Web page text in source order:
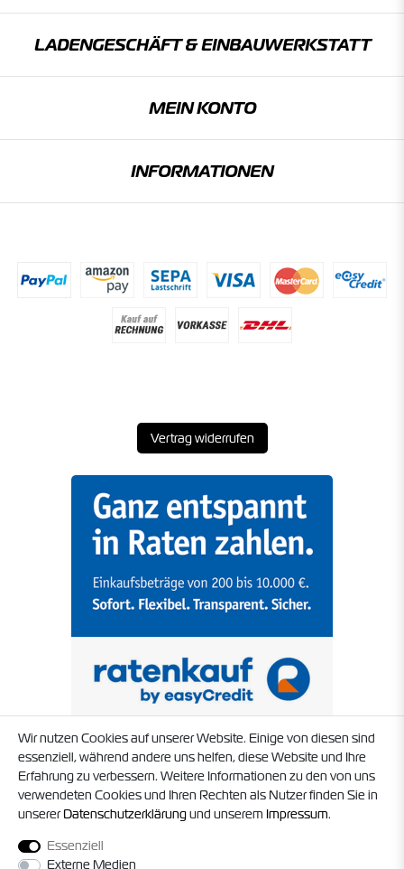
LADENGESCHÄFT & EINBAU­WERKSTATT
MEIN KONTO
INFORMATIONEN
Vertrag widerrufen
Wir nutzen Cookies auf unserer Website. Einige von diesen sind
essenziell, während andere uns helfen, diese Website und Ihre
Erfahrung zu verbessern. Weitere Informationen zu den von uns
verwendeten Cookies und Ihren Rechten als Nutzer finden Sie in
unsererDaten­schutz­erklärungund unserem Impressum.
Essenziell
Externe Medien